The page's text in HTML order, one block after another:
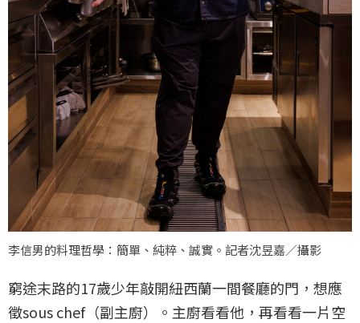
李信男的料理哲學：簡單、純粹、誠實。記者沈昱嘉／攝影
窮途末路的17歲少年敲開紐西蘭一間餐廳的門，想應
徵sous chef（副主廚）。主廚看看他，再看看一片空